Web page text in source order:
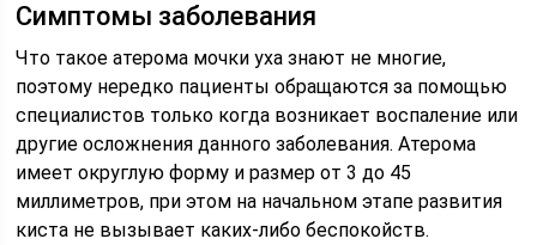
Симптомы заболевания
Что такое атерома мочки уха знают не многие,
поэтому нередко пациенты обращаются за помощью
специалистов только когда возникает воспаление или
другие осложнения данного заболевания. Атерома
имеет округлую форму и размер от 3 до 45
миллиметров, при этом на начальном этапе развития
киста не вызывает каких-либо беспокойств.